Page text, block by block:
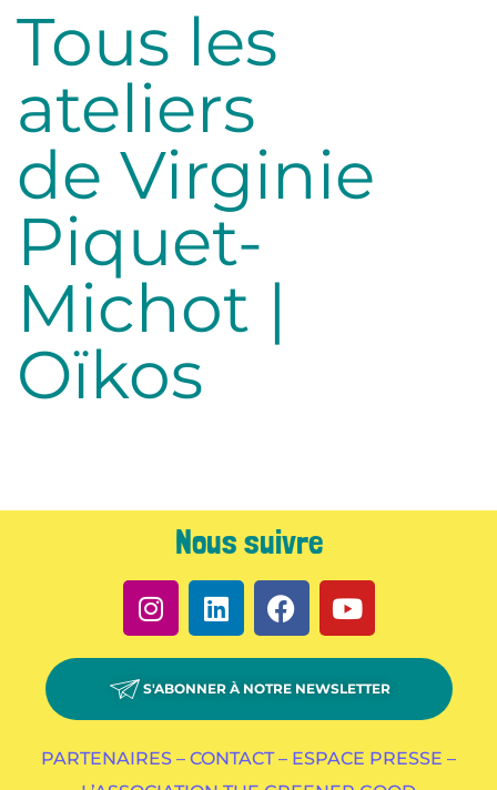
Tous les
ateliers
de Virginie
Piquet-
Michot |
Oïkos
Nous suivre
S'ABONNER À NOTRE NEWSLETTER
PARTENAIRES – CONTACT – ESPACE PRESSE –